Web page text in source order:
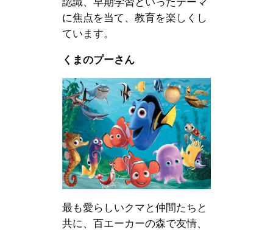
に焦点を当て、教育を楽しくし
ています。
くまのプーさん
最も愛らしいクマと仲間たちと
共に、百エーカーの森で友情、